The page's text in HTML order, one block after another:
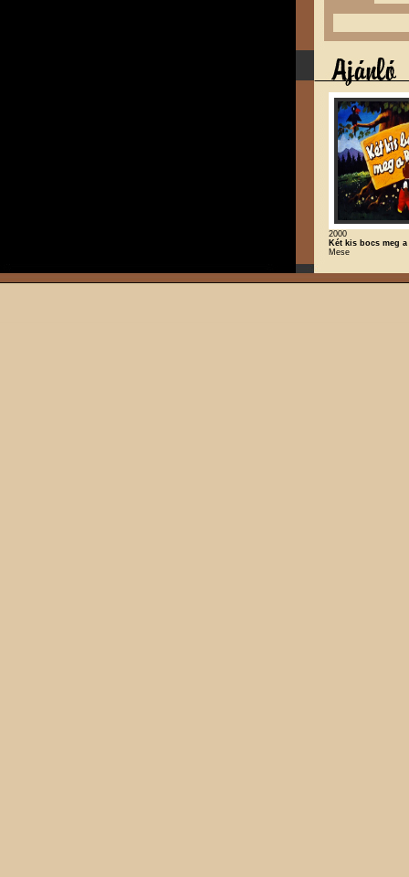
2000
Két kis bocs meg
Mese